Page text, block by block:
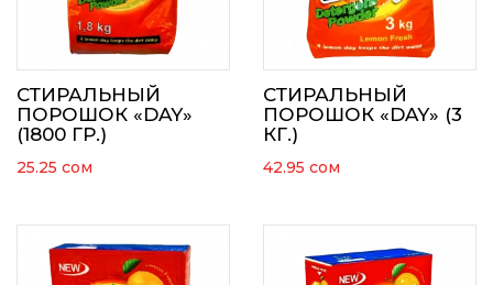
СТИРАЛЬНЫЙ
ПОРОШОК «DAY»
(1800 ГР.)
25.25 сом
СТИРАЛЬНЫЙ
ПОРОШОК «DAY» (3
КГ.)
42.95 сом